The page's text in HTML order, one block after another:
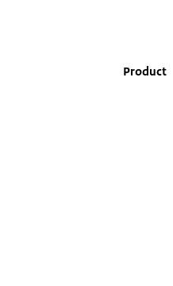
Product